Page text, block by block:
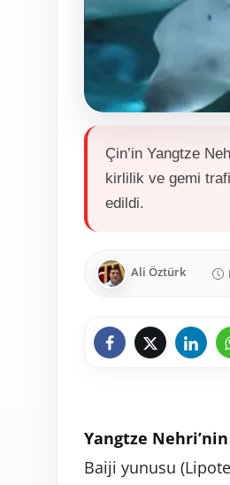
Çin’in Yangtze
kirlilik ve gemi
edildi.
Ali Öztürk
Yangtze
Baiji yunusu